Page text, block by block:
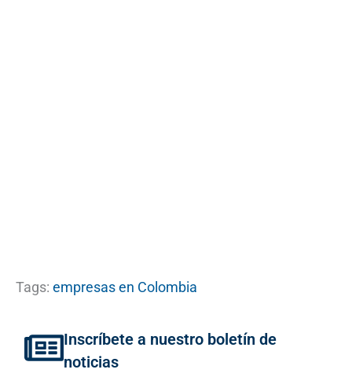
Tags: empresas en Colombia
Inscríbete a nuestro boletín de
noticias